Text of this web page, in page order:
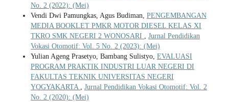
No. 2 (2022): (Mei)
Vendi Dwi Pamungkas, Agus Budiman, PENGEMBANGAN
MEDIA BOOKLET PMKR MOTOR DIESEL KELAS XI
TKRO SMK NEGERI 2 WONOSARI , Jurnal Pendidikan
Vokasi Otomotif: Vol. 5 No. 2 (2023): (Mei)
Yulian Ageng Prasetyo, Bambang Sulistyo, EVALUASI
PROGRAM PRAKTIK INDUSTRI LUAR NEGERI DI
FAKULTAS TEKNIK UNIVERSITAS NEGERI
YOGYAKARTA , Jurnal Pendidikan Vokasi Otomotif: Vol. 2
No. 2 (2020): (Mei)